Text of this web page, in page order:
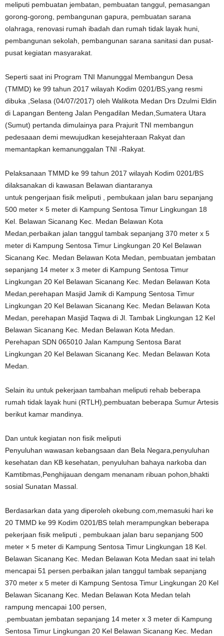
meliputi pembuatan jembatan, pembuatan tanggul, pemasangan
gorong-gorong, pembangunan gapura, pembuatan sarana
olahraga, renovasi rumah ibadah dan rumah tidak layak huni,
pembangunan sekolah, pembangunan sarana sanitasi dan pusat-
pusat kegiatan masyarakat.
Seperti saat ini Program TNI Manunggal Membangun Desa
(TMMD) ke 99 tahun 2017 wilayah Kodim 0201/BS,yang resmi
dibuka ,Selasa (04/07/2017) oleh Walikota Medan Drs Dzulmi Eldin
di Lapangan Benteng Jalan Pengadilan Medan,Sumatera Utara
(Sumut) pertanda dimulainya para Prajurit TNI membangun
pedesaaan demi mewujudkan kesejahteraan Rakyat dan
memantapkan kemanunggalan TNI -Rakyat.
Pelaksanaan TMMD ke 99 tahun 2017 wilayah Kodim 0201/BS
dilaksanakan di kawasan Belawan diantaranya
untuk pengerjaan fisik meliputi , pembukaan jalan baru sepanjang
500 meter × 5 meter di Kampung Sentosa Timur Lingkungan 18
Kel. Belawan Sicanang Kec. Medan Belawan Kota
Medan,perbaikan jalan tanggul tambak sepanjang 370 meter x 5
meter di Kampung Sentosa Timur Lingkungan 20 Kel Belawan
Sicanang Kec. Medan Belawan Kota Medan, pembuatan jembatan
sepanjang 14 meter x 3 meter di Kampung Sentosa Timur
Lingkungan 20 Kel Belawan Sicanang Kec. Medan Belawan Kota
Medan,perehapan Masjid Jamik di Kampung Sentosa Timur
Lingkungan 20 Kel Belawan Sicanang Kec. Medan Belawan Kota
Medan, perehapan Masjid Taqwa di Jl. Tambak Lingkungan 12 Kel
Belawan Sicanang Kec. Medan Belawan Kota Medan.
Perehapan SDN 065010 Jalan Kampung Sentosa Barat
Lingkungan 20 Kel Belawan Sicanang Kec. Medan Belawan Kota
Medan.
Selain itu untuk pekerjaan tambahan meliputi rehab beberapa
rumah tidak layak huni (RTLH),pembuatan beberapa Sumur Artesis
berikut kamar mandinya.
Dan untuk kegiatan non fisik meliputi
Penyuluhan wawasan kebangsaan dan Bela Negara,penyuluhan
kesehatan dan KB kesehatan, penyuluhan bahaya narkoba dan
Kamtibmas,Penghijauan dengam menanam ribuan pohon,bhakti
sosial Sunatan Massal.
Berdasarkan data yang diperoleh okebung.com,memasuki hari ke
20 TMMD ke 99 Kodim 0201/BS telah merampungkan beberapa
pekerjaan fisik meliputi , pembukaan jalan baru sepanjang 500
meter × 5 meter di Kampung Sentosa Timur Lingkungan 18 Kel.
Belawan Sicanang Kec. Medan Belawan Kota Medan saat ini telah
mencapai 51 persen.perbaikan jalan tanggul tambak sepanjang
370 meter x 5 meter di Kampung Sentosa Timur Lingkungan 20 Kel
Belawan Sicanang Kec. Medan Belawan Kota Medan telah
rampung mencapai 100 persen,
.pembuatan jembatan sepanjang 14 meter x 3 meter di Kampung
Sentosa Timur Lingkungan 20 Kel Belawan Sicanang Kec. Medan